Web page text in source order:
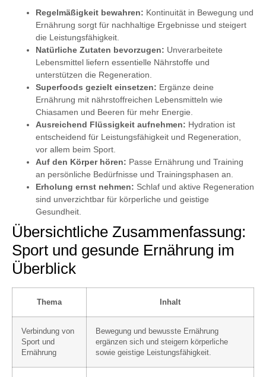
Regelmäßigkeit bewahren: Kontinuität in Bewegung und
Ernährung sorgt für nachhaltige Ergebnisse und steigert
die Leistungsfähigkeit.
Natürliche Zutaten bevorzugen: Unverarbeitete
Lebensmittel liefern essentielle Nährstoffe und
unterstützen die Regeneration.
Superfoods gezielt einsetzen: Ergänze deine
Ernährung mit nährstoffreichen Lebensmitteln wie
Chiasamen und Beeren für mehr Energie.
Ausreichend Flüssigkeit aufnehmen: Hydration ist
entscheidend für Leistungsfähigkeit und Regeneration,
vor allem beim Sport.
Auf den Körper hören: Passe Ernährung und Training
an persönliche Bedürfnisse und Trainingsphasen an.
Erholung ernst nehmen: Schlaf und aktive Regeneration
sind unverzichtbar für körperliche und geistige
Gesundheit.
Übersichtliche Zusammenfassung:
Sport und gesunde Ernährung im
Überblick
Thema Inhalt
Verbindung von
Sport und
Ernährung
Bewegung und bewusste Ernährung
ergänzen sich und steigern körperliche
sowie geistige Leistungsfähigkeit.